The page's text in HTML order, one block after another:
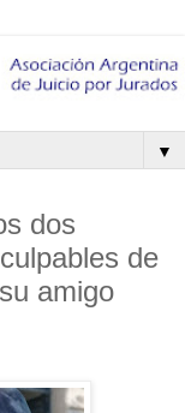
▼
dos
de
amigo